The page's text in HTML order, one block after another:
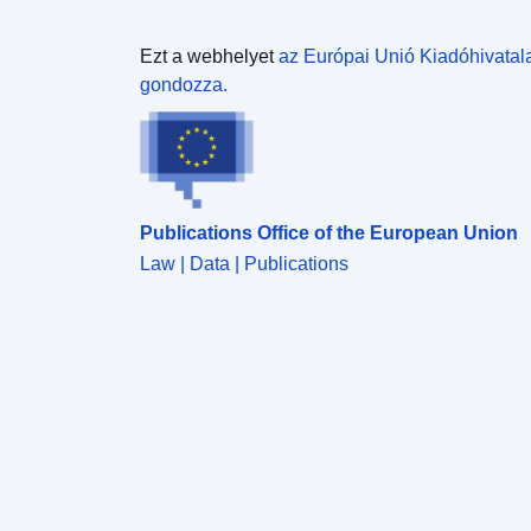
Ezt a webhelyetaz Európai Unió
gondozza.
Publications Office of the European Union
Law | Data | Publications